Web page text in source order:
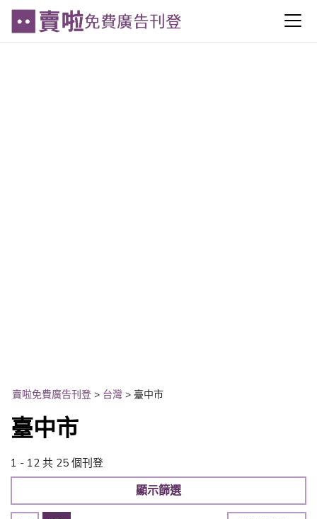
賣啦免費廣告刊登 > 台灣 > 臺中市
臺中市
1 - 12 共 25 個刊登
顯示篩選